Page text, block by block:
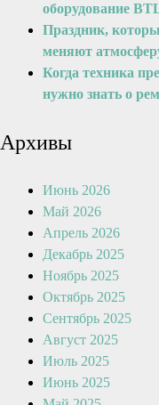
оборудование
Праздник,
меняют
Когда техника
нужно знать о
Архивы
Июнь 2026
Май 2026
Апрель 2026
Декабрь 2025
Ноябрь 2025
Октябрь 2025
Сентябрь 2025
Август 2025
Июль 2025
Июнь 2025